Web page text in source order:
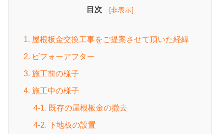
目次 [非表示]
1. 屋根板金交換工事をご提案させて頂いた経緯
2. ビフォーアフター
3. 施工前の様子
4. 施工中の様子
4-1. 既存の屋根板金の撤去
4-2. 下地板の設置